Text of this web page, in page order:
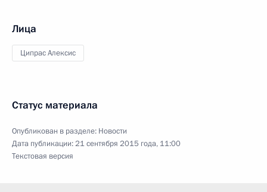
Лица
Ципрас Алексис
Статус материала
Опубликован в разделе: Новости
Дата публикации:21 сентября 2015 года, 11:00
Текстовая версия